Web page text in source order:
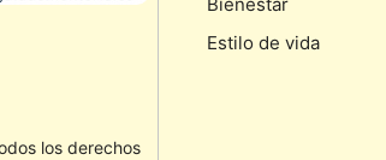
Estilo de vida
los derechos